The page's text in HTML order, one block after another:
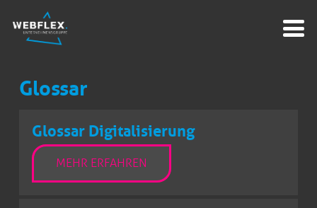
Glossar
Glossar Digitalisierung
MEHR ERFAHREN